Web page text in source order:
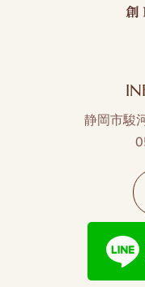
静岡市駿